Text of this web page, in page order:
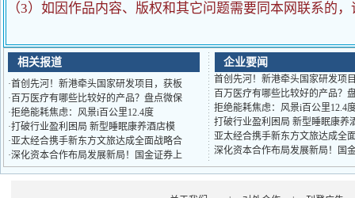
（3）如因作品内容、版权和其它问题需要同本网联系的
相关报道
·首创先河！新港牵头国家研发项目，获板
· 百万医疗有哪些比较好的产品？盘点微保
·拒绝能耗焦虑：风景i百公里12.4度
·打破行业盈利困局 新型睡眠康养酒店模
·亚太经合携手新东方文旅达成全面战略合
·深化资本合作布局发展新局！国金证券上
企业要闻
首创先河！新港牵头国家研发项
百万医疗有哪些比较好的产品？
拒绝能耗焦虑：风景i百公里12.4
打破行业盈利困局 新型睡眠康养
亚太经合携手新东方文旅达成全
深化资本合作布局发展新局！国